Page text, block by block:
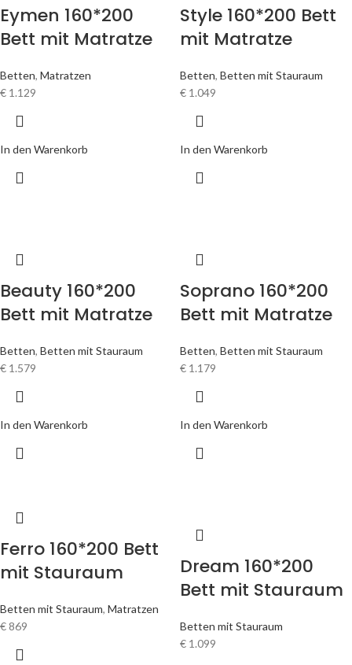
Eymen 160*200
Bett mit Matratze
Betten, Matratzen
€ 1.129
In den Warenkorb
Style 160*200 Bett
mit Matratze
Betten, Betten mit Stauraum
€ 1.049
In den Warenkorb
Beauty 160*200
Bett mit Matratze
Betten, Betten mit Stauraum
€ 1.579
In den Warenkorb
Soprano 160*200
Bett mit Matratze
Betten, Betten mit Stauraum
€ 1.179
In den Warenkorb
Ferro 160*200 Bett
mit Stauraum
Betten mit Stauraum, Matratzen
€869
Dream 160*200
Bett mit Stauraum
Betten mit Stauraum
€ 1.099